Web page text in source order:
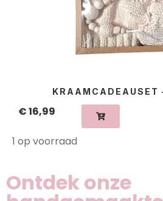
KRAAMCADEAUSET
€16,99
1 op voorraad
Ontdek onze